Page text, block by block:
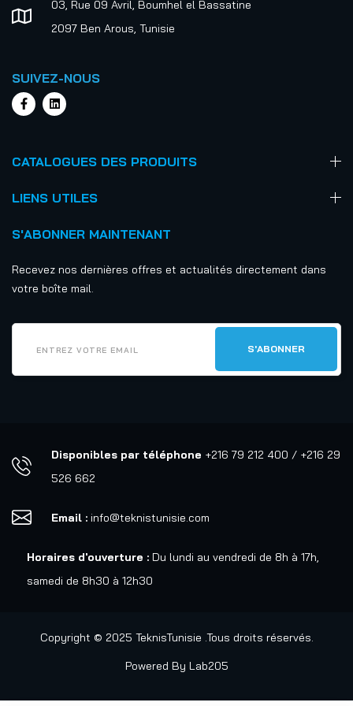
03, Rue 09 Avril, Boumhel el Bassatine
2097 Ben Arous, Tunisie
SUIVEZ-NOUS
CATALOGUES DES PRODUITS
LIENS UTILES
S'ABONNER MAINTENANT
Recevez nos dernières offres et actualités directement dans
votre boîte mail.
Disponibles par téléphone +216 79 212 400 / +216 29
526 662
Email : info@teknistunisie.com
Horaires d'ouverture : Du lundi au vendredi de 8h à 17h,
samedi de 8h30 à 12h30
Copyright © 2025 TeknisTunisie .Tous droits réservés.
Powered By Lab205